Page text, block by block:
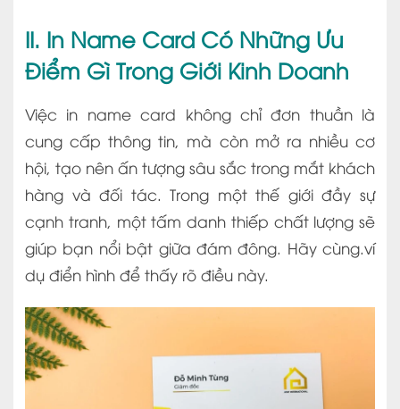
II. In Name Card Có Những Ưu
Điểm Gì Trong Giới Kinh Doanh
Việc in name card không chỉ đơn thuần là
cung cấp thông tin, mà còn mở ra nhiều cơ
hội, tạo nên ấn tượng sâu sắc trong mắt khách
hàng và đối tác. Trong một thế giới đầy sự
cạnh tranh, một tấm danh thiếp chất lượng sẽ
giúp bạn nổi bật giữa đám đông. Hãy cùng.ví
dụ điển hình để thấy rõ điều này.